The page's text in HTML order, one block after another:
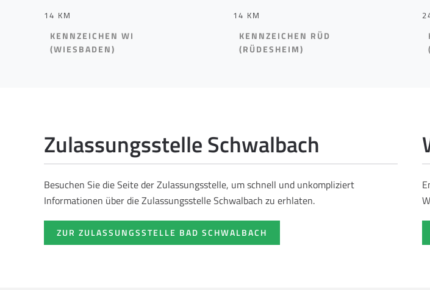
14 KM
KENNZEICHEN WI
(WIESBADEN)
14 KM
KENNZEICHEN RÜD
(RÜDESHEIM)
Zulassungsstelle Schwalbach
Besuchen Sie die Seite der Zulassungsstelle, um schnell und unkompliziert
Informationen über die Zulassungsstelle Schwalbach zu erhlaten.
ZUR ZULASSUNGSSTELLE BAD SCHWALBACH